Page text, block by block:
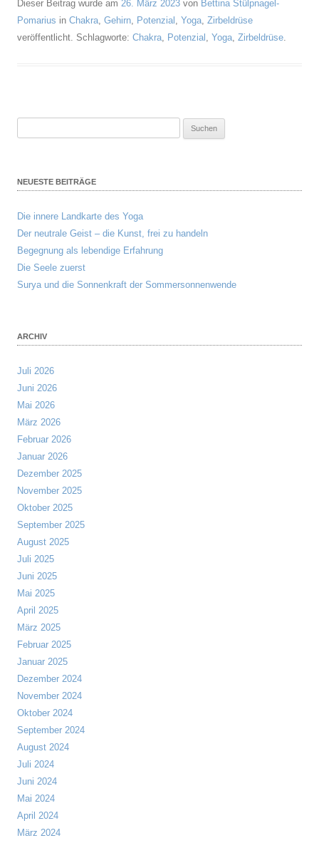
Dieser Beitrag wurde am 26. März 2023 von Bettina Stülpnagel-
Pomarius in Chakra, Gehirn, Potenzial , Yoga, Zirbeldrüse
veröffentlicht. Schlagworte: Chakra, Potenzial , Yoga, Zirbeldrüse.
NEUESTE BEITRÄGE
Die innere Landkarte des Yoga
Der neutrale Geist – die Kunst, frei zu handeln
Begegnung als lebendige Erfahrung
Die Seele zuerst
Surya und die Sonnenkraft der Sommersonnenwende
ARCHIV
Juli 2026
Juni 2026
Mai 2026
März 2026
Februar 2026
Januar 2026
Dezember 2025
November 2025
Oktober 2025
September 2025
August 2025
Juli 2025
Juni 2025
Mai 2025
April 2025
März 2025
Februar 2025
Januar 2025
Dezember 2024
November 2024
Oktober 2024
September 2024
August 2024
Juli 2024
Juni 2024
Mai 2024
April 2024
März 2024